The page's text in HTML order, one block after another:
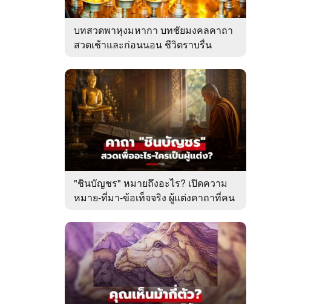
บทสวดพาหุงมหากา บทชัยมงคลคาถา
สวดเช้าและก่อนนอน ชีวิตราบรื่น
"ชินบัญชร" หมายถึงอะไร? เปิดความ
หมาย-ที่มา-ข้อเท็จจริง ผู้แต่งคาถาที่คน